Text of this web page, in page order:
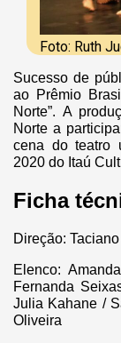
Foto: Ruth
Sucesso de
ao Prêmio
Norte”. A
Norte a
cena do teatro
2020 do Itaú
Ficha
Direção:
Elenco:
Fernanda
Julia Kahane /
Oliveira